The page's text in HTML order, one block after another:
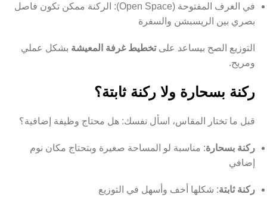
في الغرف المفتوحة (Open Space): الركنة ممكن تكون فاصل
بصري بين الريسبشن والسفرة
التوزيع الصح بيساعد علىتخطيط غرفة المعيشة بشكل عملي
ومريح.
ركنة بسحارة ولا ركنة ثابتة؟
قبل ما تختار المقاس، اسأل نفسك: هل محتاج وظيفة إضافية؟
ركنة بسحارة: مناسبة لو المساحة صغيرة وبتحتاج مكان نوم
إضافي
ركنة ثابتة: شكلها أخف وأسهل في التوزيع